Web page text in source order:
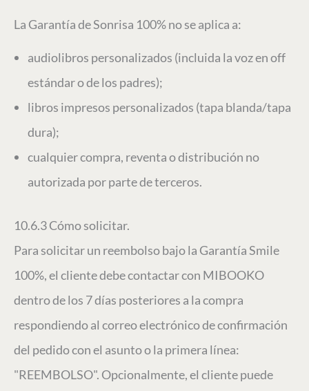
La Garantía de Sonrisa 100% no se aplica a:
audiolibros personalizados (incluida la voz en off
estándar o de los padres);
libros impresos personalizados (tapa blanda/tapa
dura);
cualquier compra, reventa o distribución no
autorizada por parte de terceros.
10.6.3 Cómo solicitar.
Para solicitar un reembolso bajo la Garantía Smile
100%, el cliente debe contactar con MIBOOKO
dentro de los 7 días posteriores a la compra
respondiendo al correo electrónico de confirmación
del pedido con el asunto o la primera línea:
"REEMBOLSO". Opcionalmente, el cliente puede